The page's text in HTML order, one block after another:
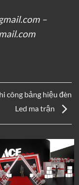
–
công bảng hiệu đèn
Led ma trận